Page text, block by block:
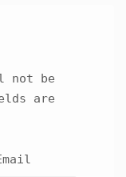
not be
are